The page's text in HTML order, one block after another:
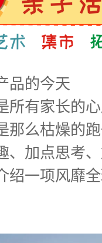
品的今天
所有家长的
那么枯燥的
、加点思考
绍一项风靡